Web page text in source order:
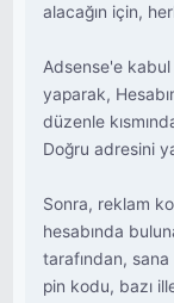
alacağın için,
Adsense'e
yaparak,
düzenle
Doğru adresini
Sonra, reklam
hesabında
tarafından,
pin kodu, bazı